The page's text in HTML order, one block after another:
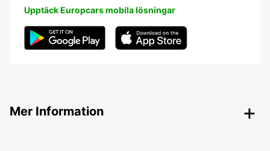
Upptäck Europcars mobila lösningar
Mer Information